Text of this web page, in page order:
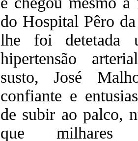
do Hospital Pêro
lhe foi detetada
hipertensão
susto, José
confiante e
de subir ao palco,
que milhares